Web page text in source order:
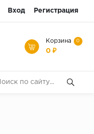
Вход Регистрация
Корзина 0
0 ₽